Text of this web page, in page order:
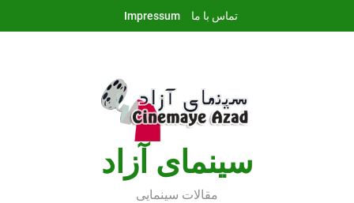
تماس با ما Impressum
سينماى آزاد
مقالات سينمايى